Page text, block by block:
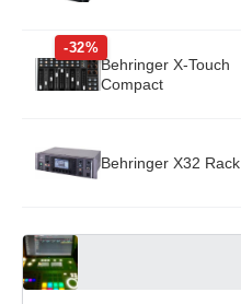
-32%
Behringer X-Touch
Compact
Behringer X32 Rack